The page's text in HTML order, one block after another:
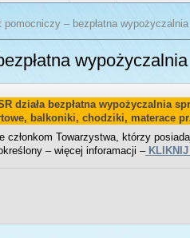
pomocniczy – bezpłatna wypożyczalnia
wypożyczalnia
działa bezpłatna wypożyczalnia
balkoniki, chodziki, materace
członkom Towarzystwa, którzy
– więcej inforamacji –